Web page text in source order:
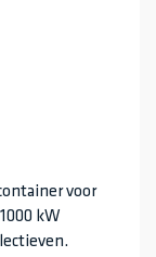
voor
kW